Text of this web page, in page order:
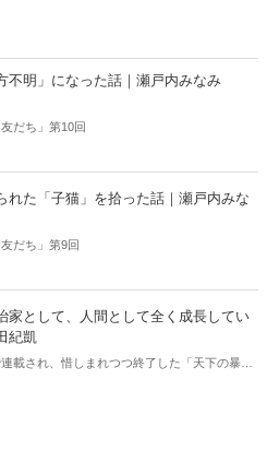
不明」になった話｜瀬戸内みなみ
だち」第10回
れた「子猫」を拾った話｜瀬戸内みな
だち」第9回
家として、人間として全く成長してい
紀凱
載され、惜しまれつつ終了した「天下の暴